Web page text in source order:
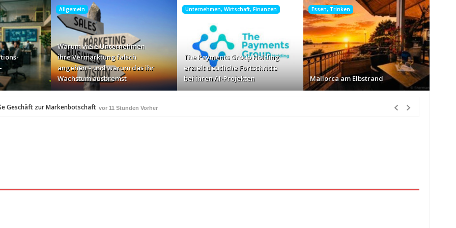
Allgemein
Warum viele Unternehmen
ihre Vermarktung falsch
angehen – und warum das ihr
Wachstum ausbremst
Unternehmen, Wirtschaft, Finanzen
The Payments Group Holding
erzielt deutliche Fortschritte
bei ihren AI-Projekten
Essen, Trinken
Mallorca am Elbstrand
Geschäft zur Markenbotschaft vor 11 Stunden Vorher
AI-Projekten
Bayerischen Bio-Erlebnistagen